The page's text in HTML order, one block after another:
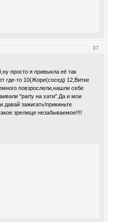
37
просто я привыкла её так
где-то 10(Жоре(сосед) 12,Витке
повзрослели,нашли себе
"party на хати".Да и мои
зажигать!прикиньте
зрелище незабываемое!!!!